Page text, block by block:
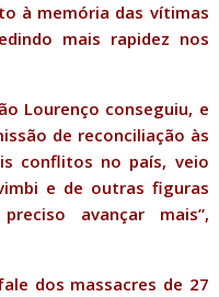
à memória das vítimas
mais rapidez nos
Lourenço conseguiu, e
de reconciliação às
conflitos no país, veio
e de outras figuras
avançar mais”,
dos massacres de 27